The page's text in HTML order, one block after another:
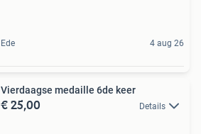
Ede 4 aug 26
Vierdaagse medaille 6de keer
€ 25,00 Details